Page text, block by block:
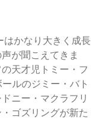
はかなり大きく成長
が聞こえてきま
天才児トミー・フ
ルのジミー・バト
ニー・マクラフリ
ゴズリングが新た